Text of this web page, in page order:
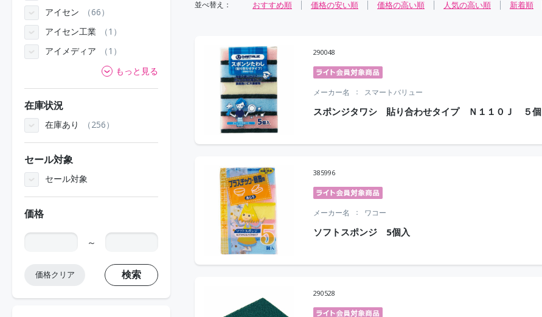
並べ替え： おすすめ順 価格の安い順 価格の高い順 人気の高い順 新着順
290048
スポンジタワシ 貼り合わせタイプ Ｎ１１０Ｊ ５個
メーカー名 スマートバリュー
385996
ソフトスポンジ 5個入
メーカー名 ワコー
290528
アイセン
66
アイセン工業
1
アイメディア
1
もっと見る
在庫状況
在庫あり 256
セール対象
セール対象
価格
～
価格クリア 検索